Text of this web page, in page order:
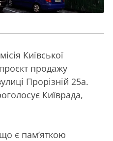
Київської
продажу
Прорізній 25а.
Київрада,
є памʼяткою